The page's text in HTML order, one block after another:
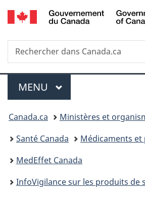
Passer
au
Passer
à
Au
du
Passer
à
version
Recherche
Rechercher
dans
Menu
MENU PRINCIPAL
Vous
êtes
ici :
Canada.ca
Ministères et
Santé Canada
Médicaments
MedEffet Canada
InfoVigilance sur les produits de